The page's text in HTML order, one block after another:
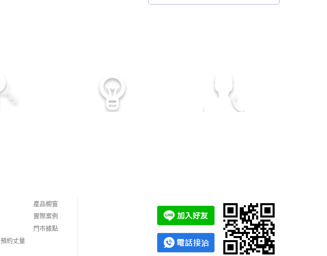
產品櫥窗
實際案例
門市據點
預約丈量